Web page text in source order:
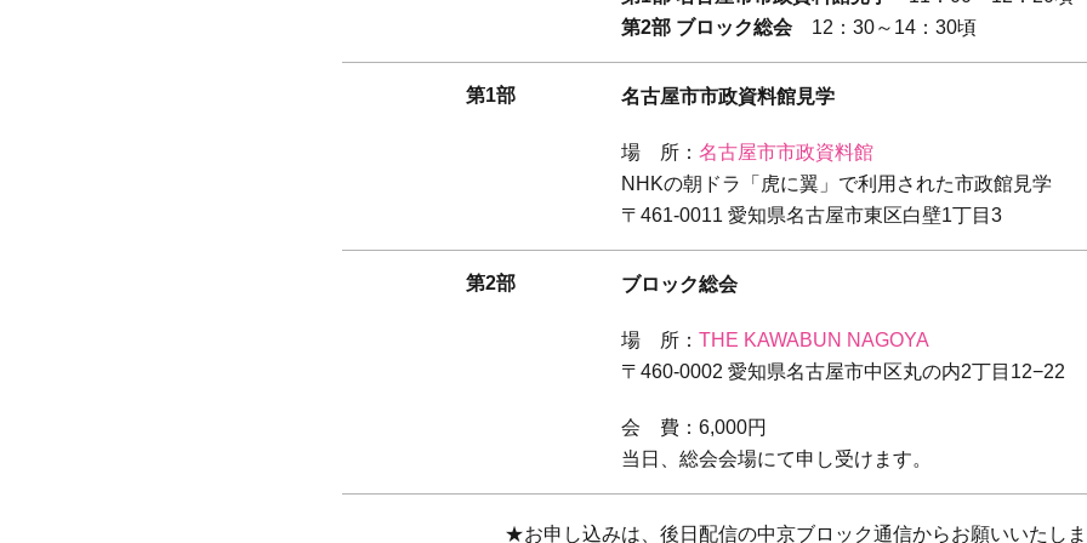
第2部 ブロック総会12：30～14：30頃
第1部 名古屋市市政資料館見学
場 所： 名古屋市市政資料館
NHKの朝ドラ「虎に翼」で利用された市政館見学
〒461-0011 愛知県名古屋市東区白壁1丁目3
第2部 ブロック総会
場 所： THE KAWABUN NAGOYA
〒460-0002 愛知県名古屋市中区丸の内2丁目12−22
会 費：6,000円
当日、総会会場にて申し受けます。
★お申し込みは、後日配信の中京ブロック通信からお願いいたし